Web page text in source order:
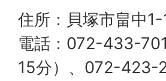
住所：貝塚市畠中1-
電話：072-433-
15分）、072-423-